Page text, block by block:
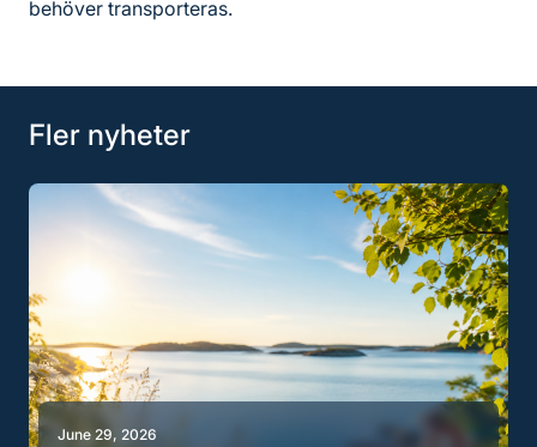
behöver transporteras.
Fler nyheter
June 29, 2026